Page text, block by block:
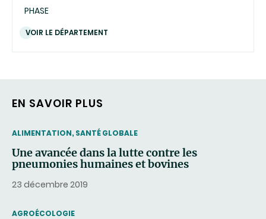
PHASE
VOIR LE DÉPARTEMENT
EN SAVOIR PLUS
THEMATIC
ALIMENTATION, SANTÉ GLOBALE
Une avancée dans la lutte contre les
pneumonies humaines et bovines
23 décembre 2019
THEMATIC
AGROÉCOLOGIE